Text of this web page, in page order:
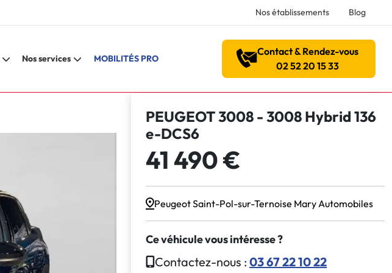
Nos établissements Blog
Nos services MOBILITÉS PRO
Contact & Rendez-vous
02 52 20 15 33
PEUGEOT 3008 - 3008 Hybrid 136
e-DCS6
41 490 €
Peugeot Saint-Pol-sur-Ternoise Mary Automobiles
Ce véhicule vous intéresse ?
Contactez-nous : 03 67 22 10 22